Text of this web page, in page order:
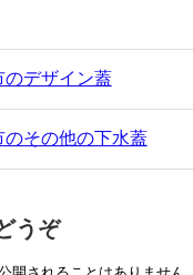
のデザイン蓋
のその他の下水蓋
うぞ